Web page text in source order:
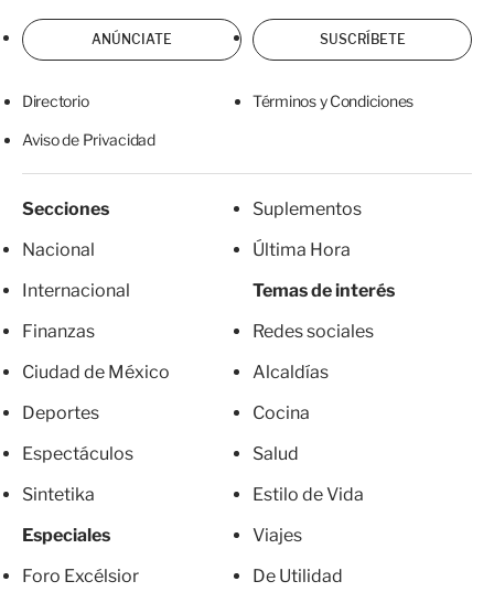
ANÚNCIATE SUSCRÍBETE
Directorio Términos y Condiciones
Aviso de Privacidad
Secciones
Nacional
Internacional
Finanzas
Ciudad de México
Deportes
Espectáculos
Sintetika
Especiales
Foro Excélsior
Suplementos
Última Hora
Temas de interés
Redes sociales
Alcaldías
Cocina
Salud
Estilo de Vida
Viajes
De Utilidad